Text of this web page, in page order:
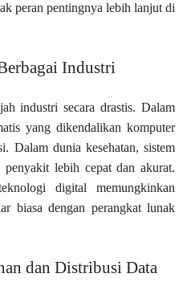
peran pentingnya lebih lanjut di
Industri
industri secara drastis. Dalam
yang dikendalikan komputer
Dalam dunia kesehatan, sistem
lebih cepat dan akurat.
digital memungkinkan
biasa dengan perangkat lunak
dan Distribusi Data